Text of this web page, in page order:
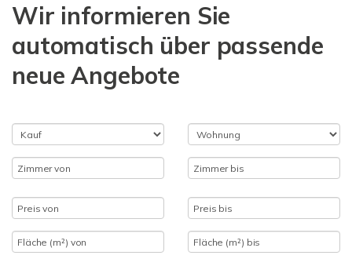
Wir informieren Sie
automatisch über passende
neue Angebote